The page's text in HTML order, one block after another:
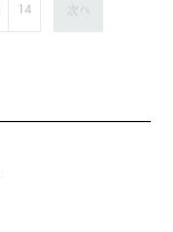
14 次へ